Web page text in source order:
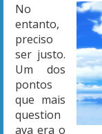
No
entanto,
preciso
ser justo.
Um dos
pontos
que mais
question
ava era o